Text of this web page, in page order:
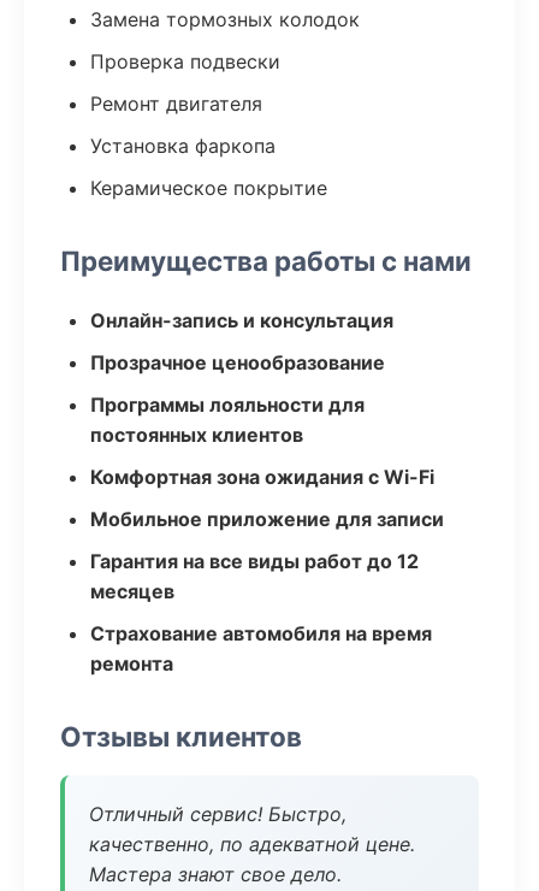
Замена тормозных колодок
Проверка подвески
Ремонт двигателя
Установка фаркопа
Керамическое покрытие
Преимущества работы с нами
Онлайн-запись и консультация
Прозрачное ценообразование
Программы лояльности для
постоянных клиентов
Комфортная зона ожидания с Wi-Fi
Мобильное приложение для записи
Гарантия на все виды работ до 12
месяцев
Страхование автомобиля на время
ремонта
Отзывы клиентов
Отличный сервис! Быстро,
качественно, по адекватной цене.
Мастера знают свое дело.